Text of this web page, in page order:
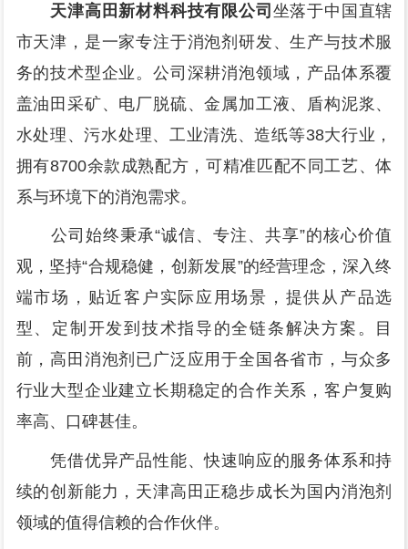
天津高田新材料科技有限公司 坐落于中国直辖
市天津，是一家专注于消泡剂研发、生产与技术服
务的技术型企业。公司深耕消泡领域，产品体系覆
盖油田采矿、电厂脱硫、金属加工液、盾构泥浆、
水处理、污水处理、工业清洗、造纸等38大行业，
拥有8700余款成熟配方，可精准匹配不同工艺、体
系与环境下的消泡需求。
公司始终秉承“诚信、专注、共享”的核心价值
观，坚持“合规稳健，创新发展”的经营理念，深入终
端市场，贴近客户实际应用场景，提供从产品选
型、定制开发到技术指导的全链条解决方案。目
前，高田消泡剂已广泛应用于全国各省市，与众多
行业大型企业建立长期稳定的合作关系，客户复购
率高、口碑甚佳。
凭借优异产品性能、快速响应的服务体系和持
续的创新能力，天津高田正稳步成长为国内消泡剂
领域的值得信赖的合作伙伴。